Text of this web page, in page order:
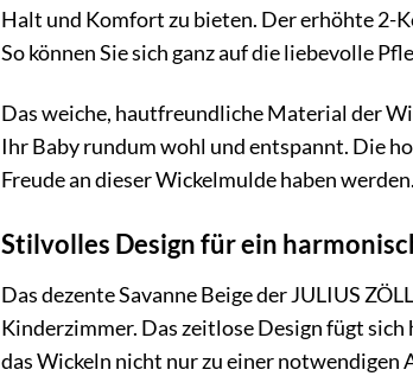
Halt und Komfort zu bieten. Der erhöhte 2-
So können Sie sich ganz auf die liebevolle
Das weiche, hautfreundliche Material der
Ihr Baby rundum wohl und entspannt. Die
Freude an dieser Wickelmulde haben werden.
Stilvolles Design für ein
Das dezente Savanne Beige der JULIUS
Kinderzimmer. Das zeitlose Design fügt
das Wickeln nicht nur zu einer notwendigen